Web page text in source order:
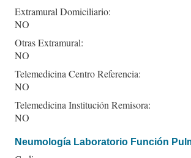
Extramural Domiciliario:
NO
Otras Extramural:
NO
Telemedicina Centro Referencia:
NO
Telemedicina Institución Remisora:
NO
Neumología Laboratorio Función